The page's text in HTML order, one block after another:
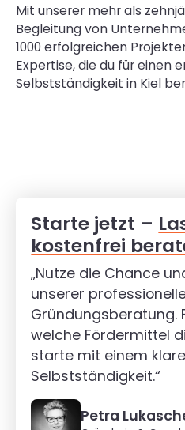
Mit unserer mehr als
Begleitung von
1000 erfolgreichen
Expertise, die du für einen
Selbstständigkeit in Kiel
Starte jetzt –
kostenfrei
„Nutze die Chance
unserer
Gründungsberatung.
welche Fördermittel
starte mit einem
Selbstständigkeit.“
Petra